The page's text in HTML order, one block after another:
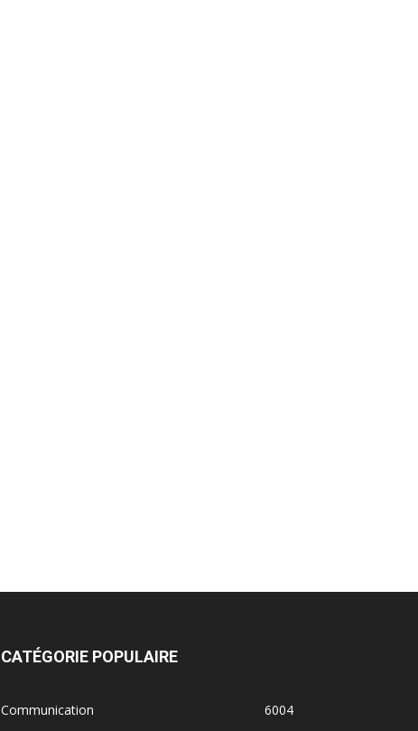
CATÉGORIE POPULAIRE
Communication
6004